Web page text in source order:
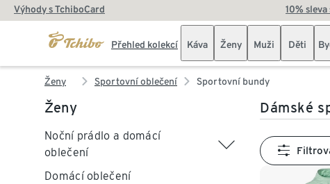
Výhody s TchiboCard 10%
Přehled kolekcí Káva Ženy Muži Děti
Ženy Sportovní oblečení Sportovní bundy
Ženy
Noční prádlo a domácí
oblečení
Domácí oblečení
Dámské